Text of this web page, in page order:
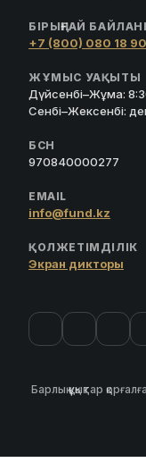
БІРЫҢҒАЙ
+7 (800) 080 18 90
ЖҰМЫС УАҚЫТЫ
Дүйсенбі–Жұма:
Сенбі–Жексенбі:
БСН
970840000277
EMAIL
info@fund.kz
ҚОЛЖЕТІМДІЛІК
Экран дикторы
Барлық құқықтар